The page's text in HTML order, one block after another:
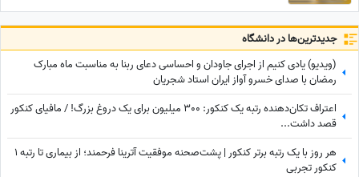
جدید‌ترین‌ها در دانشگاه
(ویدیو) یادی کنیم از اجرای جاودان و احساسی دعای ربنا به مناسبت ماه مبارک
رمضان با صدای خسرو آواز ایران استاد شجریان
اعتراف تکان‌دهنده رتبه یک کنکور: 300 میلیون برای یک دروغ بزرگ! / مافیای کنکور
قصد داشت...
هر روز با یک رتبه برتر کنکور | پشت‌صحنه موفقیت آترینا فرحمند؛ از بیماری تا رتبه 1
کنکور تجربی